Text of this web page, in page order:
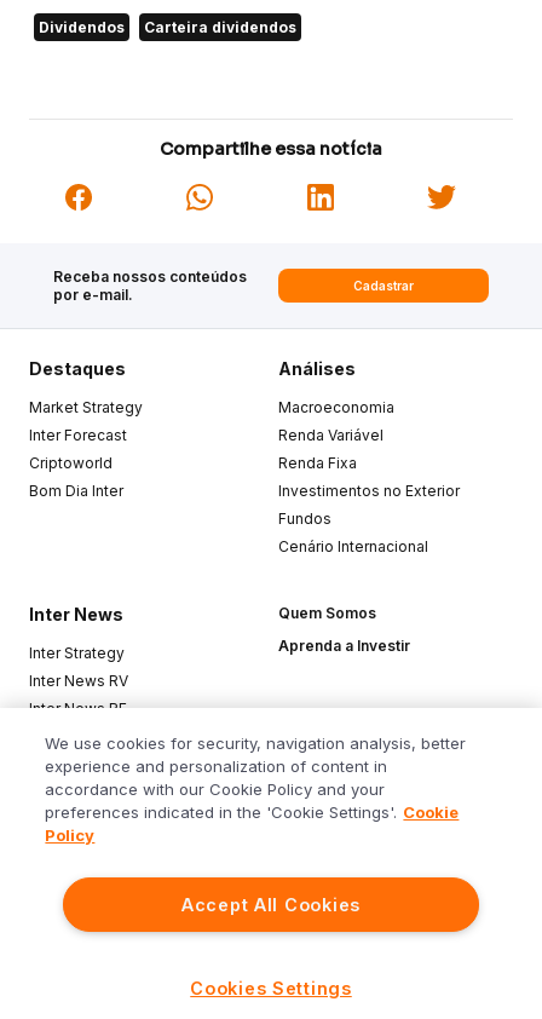
Dividendos Carteira dividendos
Compartilhe essa notícia
Receba nossos conteúdos
por e-mail.
Cadastrar
Siga o Inter
Destaques
Market Strategy
Inter Forecast
Criptoworld
Bom Dia Inter
Análises
Macroeconomia
Renda Variável
Renda Fixa
Investimentos no Exterior
Fundos
Cenário Internacional
Inter News
Inter Strategy
Inter News RV
Inter News RF
Top Funds
Quem Somos
Aprenda a Investir
Baixe o app
We use cookies for security, navigation analysis, better
experience and personalization of content in
accordance with our Cookie Policy and your
preferences indicated in the 'Cookie Settings'. Cookie
Policy
Accept All Cookies
Cookies Settings